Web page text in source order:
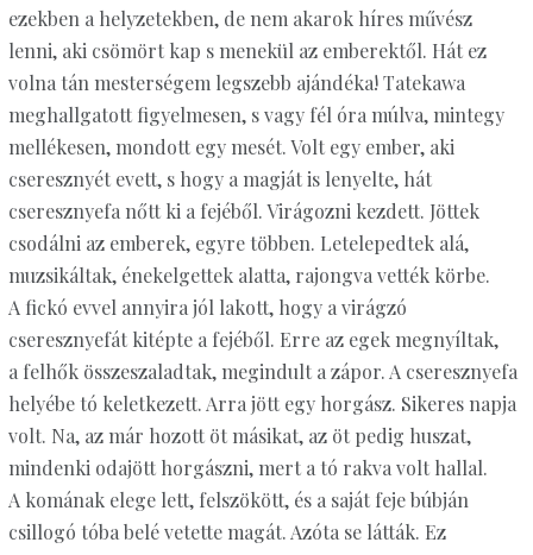
ezekben a helyzetekben, de nem akarok híres művész
lenni, aki csömört kap s menekül az emberektől. Hát ez
volna tán mesterségem legszebb ajándéka! Tatekawa
meghallgatott figyelmesen, s vagy fél óra múlva, mintegy
mellékesen, mondott egy mesét. Volt egy ember, aki
cseresznyét evett, s hogy a magját is lenyelte, hát
cseresznyefa nőtt ki a fejéből. Virágozni kezdett. Jöttek
csodálni az emberek, egyre többen. Letelepedtek alá,
muzsikáltak, énekelgettek alatta, rajongva vették körbe.
A fickó evvel annyira jól lakott, hogy a virágzó
cseresznyefát kitépte a fejéből. Erre az egek megnyíltak,
a felhők összeszaladtak, megindult a zápor. A cseresznyefa
helyébe tó keletkezett. Arra jött egy horgász. Sikeres napja
volt. Na, az már hozott öt másikat, az öt pedig huszat,
mindenki odajött horgászni, mert a tó rakva volt hallal.
A komának elege lett, felszökött, és a saját feje búbján
csillogó tóba belé vetette magát. Azóta se látták. Ez